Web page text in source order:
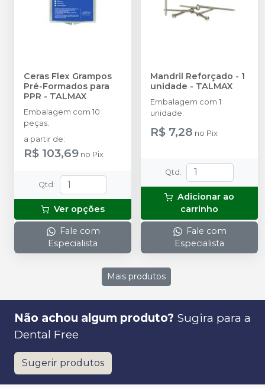
Ceras Flex Grampos
Pré-Formados para
PPR - TALMAX
Embalagem com 10
peças.
a partir de:
R$ 103,69 no Pix
Qtd :
Ver opções
Fale com
Especialista
Mandril Reforçado - 1
unidade - TALMAX
Embalagem com 1
unidade.
R$ 7,28 no Pix
Qtd :
Adicionar ao
carrinho
Fale com
Especialista
Mais produtos
Não achou algum produto? Sugira para a
Dental Free
Sugerir produtos